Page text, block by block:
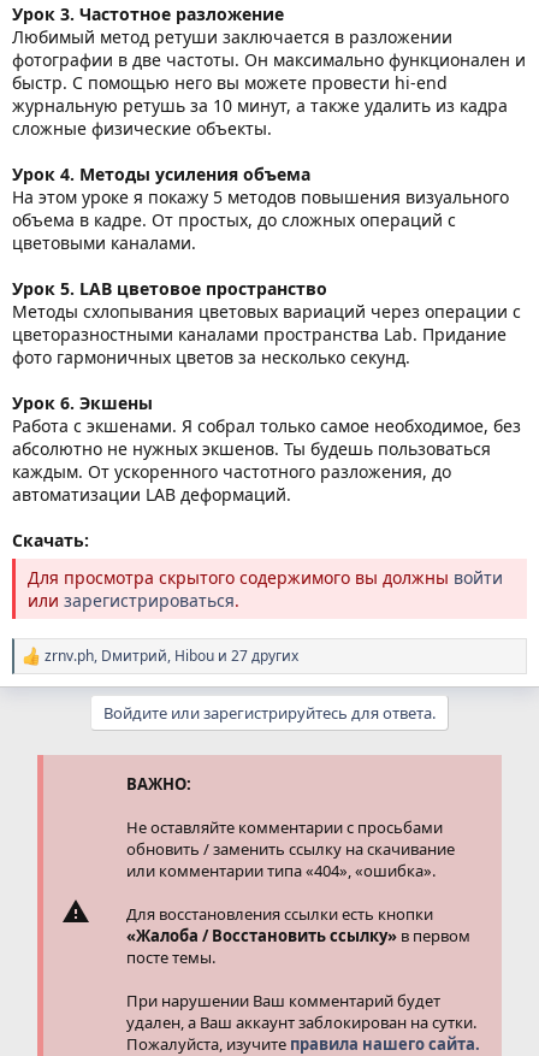
Урок 3. Частотное разложение
Любимый метод ретуши заключается в разложении
фотографии в две частоты. Он максимально функционален и
быстр. С помощью него вы можете провести hi-end
журнальную ретушь за 10 минут, а также удалить из кадра
сложные физические объекты.
Урок 4. Методы усиления объема
На этом уроке я покажу 5 методов повышения визуального
объема в кадре. От простых, до сложных операций с
цветовыми каналами.
Урок 5. LAB цветовое пространство
Методы схлопывания цветовых вариаций через операции с
цветоразностными каналами пространства Lab. Придание
фото гармоничных цветов за несколько секунд.
Урок 6. Экшены
Работа с экшенами. Я собрал только самое необходимое, без
абсолютно не нужных экшенов. Ты будешь пользоваться
каждым. От ускоренного частотного разложения, до
автоматизации LAB деформаций.
Скачать:
Для просмотра скрытого содержимого вы должны войти
или зарегистрироваться.
Р
е
zrnv.ph, Dмитрий, Hibou и 27 других
Войдите или зарегистрируйтесь для ответа.
ВАЖНО:
Не оставляйте комментарии с просьбами
обновить / заменить ссылку на скачивание
или комментарии типа «404», «ошибка».
Для восстановления ссылки есть кнопки
«Жалоба / Восстановить ссылку» в первом
посте темы.
При нарушении Ваш комментарий будет
удален, а Ваш аккаунт заблокирован на сутки.
Пожалуйста, изучите правила нашего сайта.